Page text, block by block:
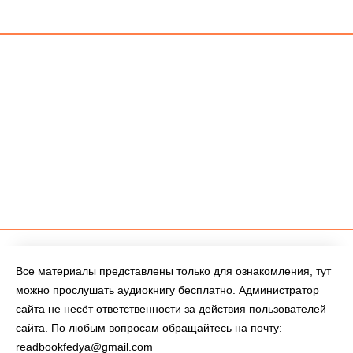
Все материалы представлены только для ознакомления, тут
можно прослушать аудиокнигу бесплатно. Администратор
сайта не несёт ответственности за действия пользователей
сайта. По любым вопросам обращайтесь на почту:
readbookfedya@gmail.com